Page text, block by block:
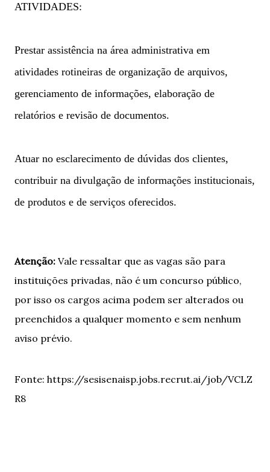
ATIVIDADES:
Prestar assistência na área administrativa em
atividades rotineiras de organização de arquivos,
gerenciamento de informações, elaboração de
relatórios e revisão de documentos.
Atuar no esclarecimento de dúvidas dos clientes,
contribuir na divulgação de informações institucionais,
de produtos e de serviços oferecidos.
Atenção: Vale ressaltar que as vagas são para
instituições privadas, não é um concurso público,
por isso os cargos acima podem ser alterados ou
preenchidos a qualquer momento e sem nenhum
aviso prévio.
Fonte: https://sesisenaisp.jobs.recrut.ai/job/VCLZ
R8